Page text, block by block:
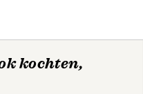
met boosheid
kochten,